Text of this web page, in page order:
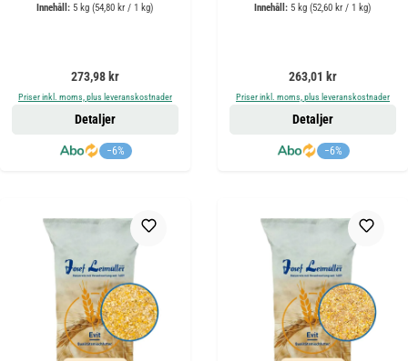
Innehåll: 5 kg (54,80 kr / 1 kg)
Ordinarie pris:
273,98 kr
Priser inkl. moms, plus leveranskostnader
−6%
Detaljer
Innehåll: 5 kg (52,60 kr / 1 kg)
Ordinarie pris:
263,01 kr
Priser inkl. moms, plus leveranskostnader
−6%
Detaljer